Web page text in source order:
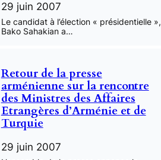
29 juin 2007
Le candidat à l’élection « présidentielle »,
Bako Sahakian a…
Retour de la presse
arménienne sur la rencontre
des Ministres des Affaires
Etrangères d’Arménie et de
Turquie
29 juin 2007